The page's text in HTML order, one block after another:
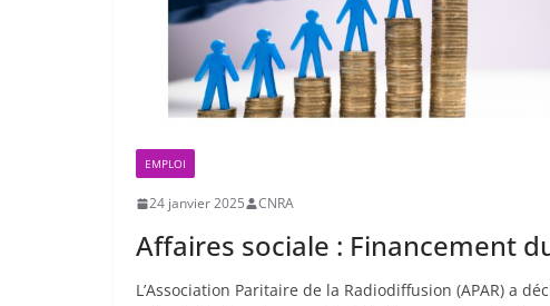
EMPLOI
24 janvier 2025 CNRA
Affaires sociale : Financement
L’Association Paritaire de la Radiodiffusion (APAR) a